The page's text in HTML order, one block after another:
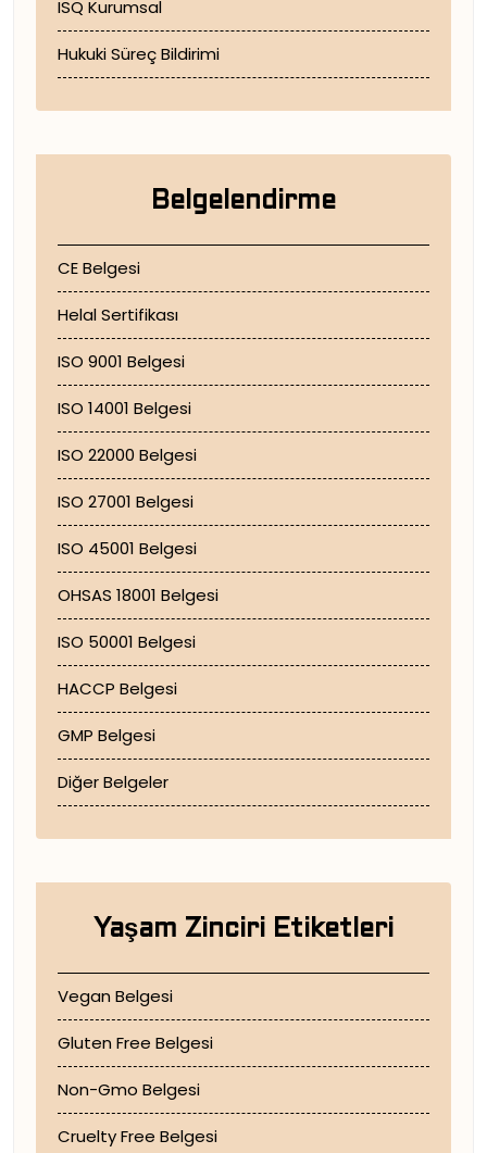
Müşteri ile İletişim’in Önemi
ISQ Kurumsal
Hukuki Süreç Bildirimi
Belgelendirme
CE Belgesi
Helal Sertifikası
ISO 9001 Belgesi
ISO 14001 Belgesi
ISO 22000 Belgesi
ISO 27001 Belgesi
ISO 45001 Belgesi
OHSAS 18001 Belgesi
ISO 50001 Belgesi
HACCP Belgesi
GMP Belgesi
Diğer Belgeler
Yaşam Zinciri Etiketleri
Vegan Belgesi
Gluten Free Belgesi
Non-Gmo Belgesi
Cruelty Free Belgesi